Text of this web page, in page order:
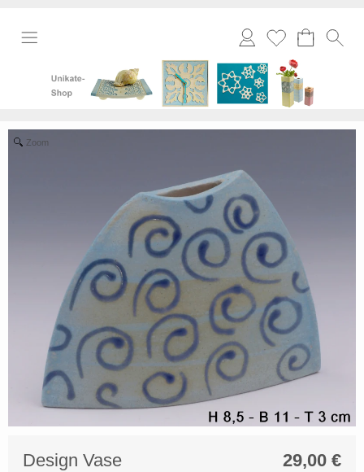
Merkliste
Zoom
29,00 €
Design Vase